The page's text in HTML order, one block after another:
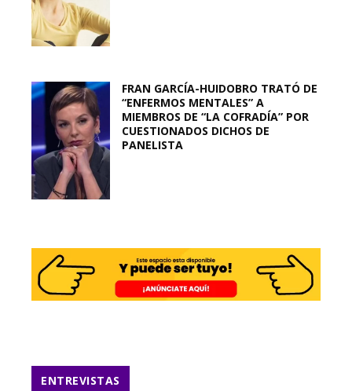
FRAN GARCÍA-HUIDOBRO TRATÓ DE
“ENFERMOS MENTALES” A
MIEMBROS DE “LA COFRADÍA” POR
CUESTIONADOS DICHOS DE
PANELISTA
ENTREVISTAS